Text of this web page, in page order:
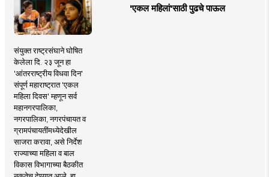
'एकल महिलां'साठी पुढचे पाऊल
संयुक्त राष्ट्रसंघाने घोषित
केलेला दि. २३ जून हा
'आंतरराष्ट्रीय विधवा दिन'
संपूर्ण महाराष्ट्रात 'एकल
महिला दिवस' म्हणून सर्व
महानगरपालिका,
नगरपालिका, नगरपंचायत व
ग्रामपंचायतींमध्येदेखील
साजरा करावा, असे निर्देश
राज्याच्या महिला व बाल
विकास विभागाच्या बैठकीत